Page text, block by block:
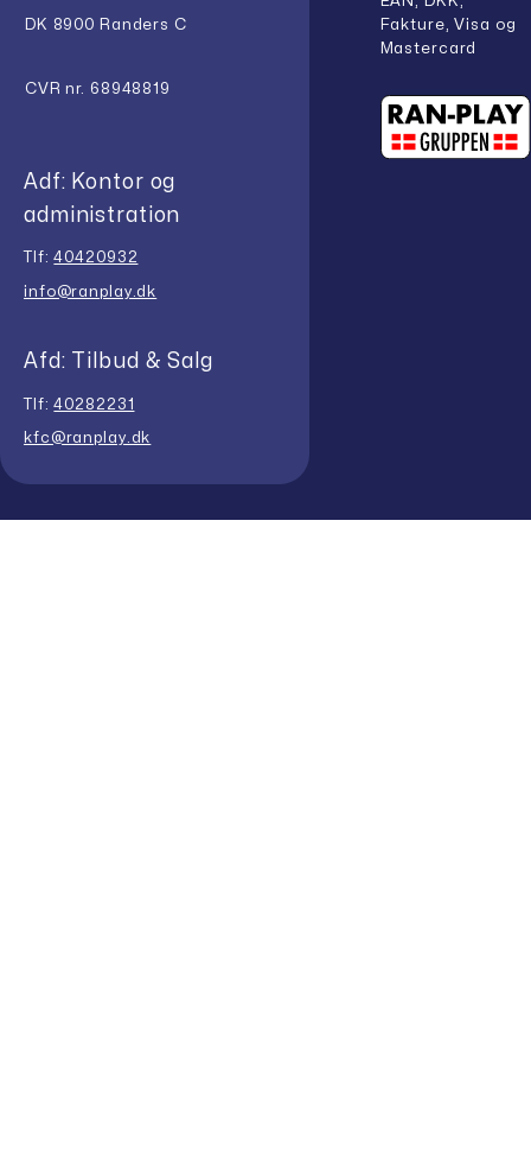
DK 8900 Randers C
CVR nr. 68948819
Adf: Kontor og
administration
Tlf:40420932
info@ranplay.dk
Afd: Tilbud & Salg
Tlf:40282231
kfc@ranplay.dk
Fakture, Visa og
Mastercard